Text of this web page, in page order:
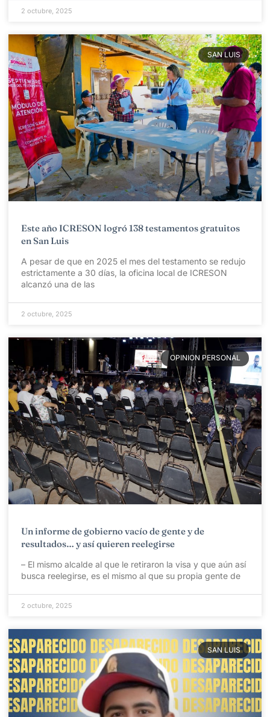
2 octubre, 2025
SAN LUIS
Este año ICRESON logró 138 testamentos gratuitos
en San Luis
A pesar de que en 2025 el mes del testamento se redujo
estrictamente a 30 días, la oficina local de ICRESON
alcanzó una de las
2 octubre, 2025
OPINION PERSONAL
Un informe de gobierno vacío de gente y de
resultados… y así quieren reelegirse
– El mismo alcalde al que le retiraron la visa y que aún así
busca reelegirse, es el mismo al que su propia gente de
2 octubre, 2025
SAN LUIS